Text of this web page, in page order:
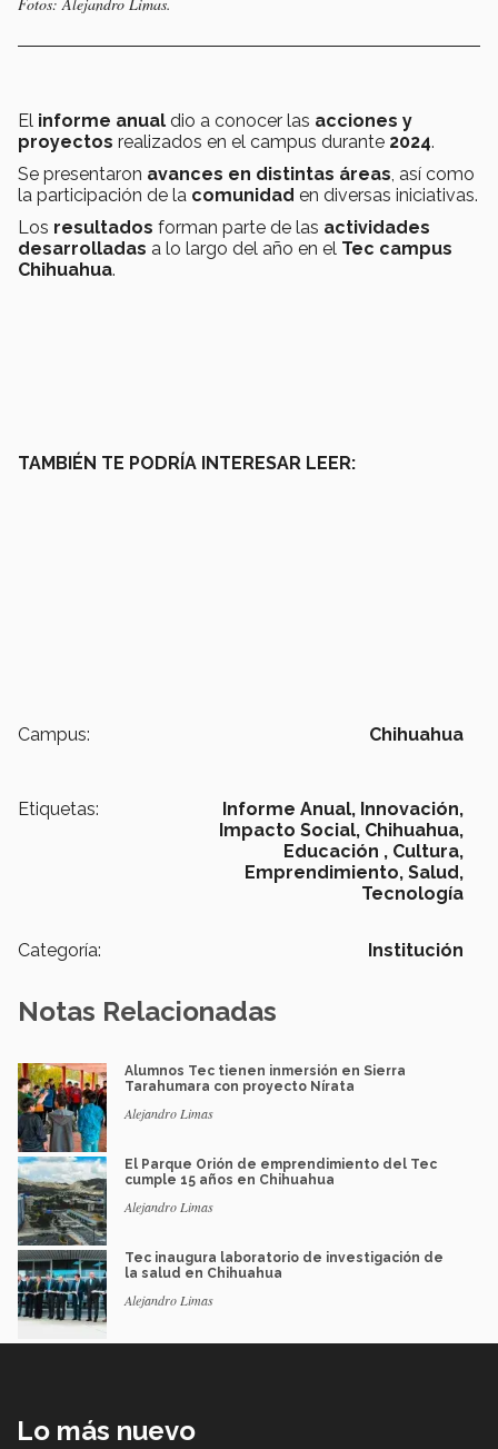
El informe anual dio a conocer las acciones y
proyectos realizados en el campus durante 2024.
Se presentaron avances en distintas áreas, así como
la participación de la comunidad en diversas iniciativas.
Los resultados forman parte de las actividades
desarrolladas a lo largo del año en el Tec campus
Chihuahua.
TAMBIÉN TE PODRÍA INTERESAR LEER:
Campus: Chihuahua
Etiquetas: Informe Anual, Innovación,
Impacto Social, Chihuahua,
Educación , Cultura,
Emprendimiento, Salud,
Tecnología
Categoría: Institución
Notas Relacionadas
Alumnos Tec tienen inmersión en Sierra
Tarahumara con proyecto Nírata
Alejandro Limas
El Parque Orión de emprendimiento del Tec
cumple 15 años en Chihuahua
Alejandro Limas
Tec inaugura laboratorio de investigación de
la salud en Chihuahua
Alejandro Limas
Lo más nuevo